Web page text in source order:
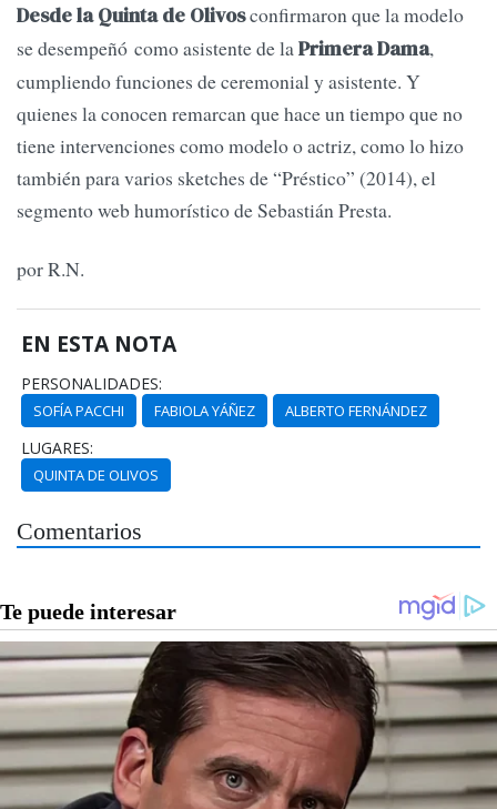
Desde la Quinta de Olivosconfirmaron que la modelo
se desempeñó como asistente de laPrimera Dama,
cumpliendo funciones de ceremonial y asistente. Y
quienes la conocen remarcan que hace un tiempo que no
tiene intervenciones como modelo o actriz, como lo hizo
también para varios sketches de “Préstico” (2014), el
segmento web humorístico de Sebastián Presta.
por R.N.
EN ESTA NOTA
PERSONALIDADES:
SOFÍA PACCHI FABIOLA YÁÑEZ ALBERTO FERNÁNDEZ
LUGARES:
QUINTA DE OLIVOS
Comentarios